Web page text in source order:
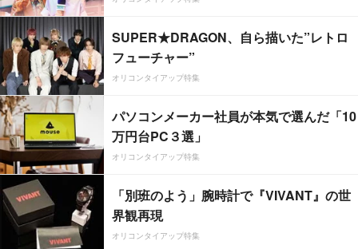
SUPER★DRAGON、自ら描いた”レトロ
フューチャー”
オリコンタイアップ特集
パソコンメーカー社員が本気で選んだ「10
万円台PC３選」
オリコンタイアップ特集
「別班のよう」腕時計で『VIVANT』の世
界観再現
オリコンタイアップ特集